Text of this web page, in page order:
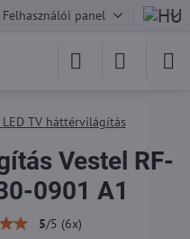
Felhasználói panel
TV háttérvilágítás
Vestel RF-
0901 A1
5/5 (6x)